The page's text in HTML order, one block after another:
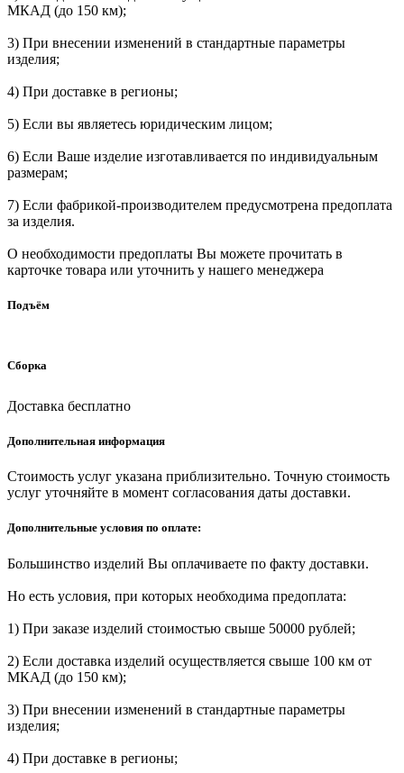
МКАД (до 150 км);
3) При внесении изменений в стандартные параметры
изделия;
4) При доставке в регионы;
5) Если вы являетесь юридическим лицом;
6) Если Ваше изделие изготавливается по индивидуальным
размерам;
7) Если фабрикой-производителем предусмотрена предоплата
за изделия.
О необходимости предоплаты Вы можете прочитать в
карточке товара или уточнить у нашего менеджера
Подъём
Сборка
Доставка бесплатно
Дополнительная информация
Стоимость услуг указана приблизительно. Точную стоимость
услуг уточняйте в момент согласования даты доставки.
Дополнительные условия по оплате:
Большинство изделий Вы оплачиваете по факту доставки.
Но есть условия, при которых необходима предоплата:
1) При заказе изделий стоимостью свыше 50000 рублей;
2) Если доставка изделий осуществляется свыше 100 км от
МКАД (до 150 км);
3) При внесении изменений в стандартные параметры
изделия;
4) При доставке в регионы;